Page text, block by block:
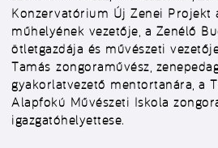
Konzervatórium Új Zenei Projekt
műhelyének vezetője, a Zenélő
ötletgazdája és művészeti
Tamás zongoraművész,
gyakorlatvezető mentortanára, a
Alapfokú Művészeti Iskola
igazgatóhelyettese.